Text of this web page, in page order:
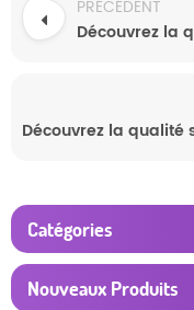
PRÉCÉDENT
Catégories
Nouveaux Produits